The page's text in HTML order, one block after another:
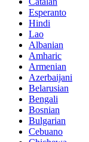
Esperanto
Hindi
Lao
Albanian
Amharic
Armenian
Azerbaijani
Belarusian
Bengali
Bosnian
Bulgarian
Cebuano